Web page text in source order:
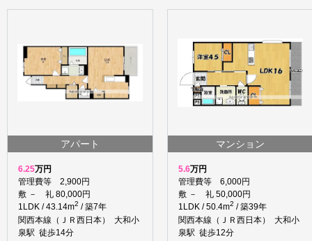
アパート
6.25万円
管理費等 2,900円
敷 － 礼 80,000円
1LDK / 43.14m2 / 築7年
関西本線（ＪＲ西日本） 大和小
泉駅 徒歩14分
マンション
5.6万円
管理費等 6,000円
敷 － 礼 50,000円
1LDK / 50.4m2 / 築39年
関西本線（ＪＲ西日本） 大和小
泉駅 徒歩12分